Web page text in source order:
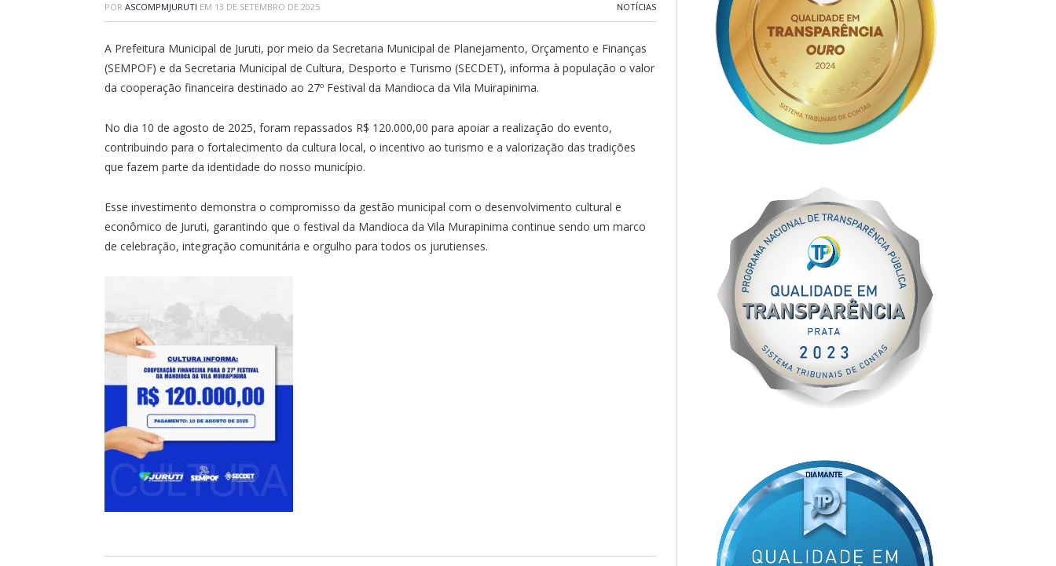
POR ASCOMPMJURUTI EM 13 DE SETEMBRO DE 2025 NOTÍCIAS
A Prefeitura Municipal de Juruti, por meio da Secretaria Municipal de Planejamento, Orçamento e Finanças
(SEMPOF) e da Secretaria Municipal de Cultura, Desporto e Turismo (SECDET), informa à população o valor
da cooperação financeira destinado ao 27º Festival da Mandioca da Vila Muirapinima.
No dia 10 de agosto de 2025, foram repassados R$ 120.000,00 para apoiar a realização do evento,
contribuindo para o fortalecimento da cultura local, o incentivo ao turismo e a valorização das tradições
que fazem parte da identidade do nosso município.
Esse investimento demonstra o compromisso da gestão municipal com o desenvolvimento cultural e
econômico de Juruti, garantindo que o festival da Mandioca da Vila Murapinima continue sendo um marco
de celebração, integração comunitária e orgulho para todos os jurutienses.